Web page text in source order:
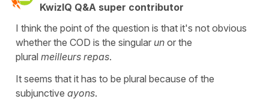
KwizIQ Q&A super contributor
I think the point of the question is that it's not obvious
whether the COD is the singular un or the
plural meilleurs repas.
It seems that it has to be plural because of the
subjunctive ayons.